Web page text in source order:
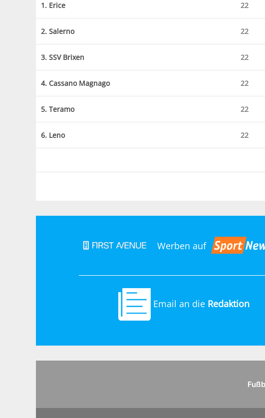
1. Erice 22
2. Salerno 22
3. SSV Brixen 22
4. Cassano Magnago 22
5. Teramo 22
6. Leno 22
Werben auf
Email an die Redaktion